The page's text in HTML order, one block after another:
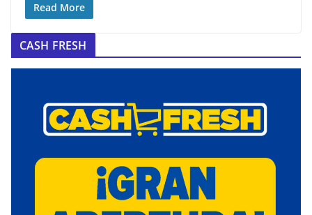
Read More
CASH FRESH